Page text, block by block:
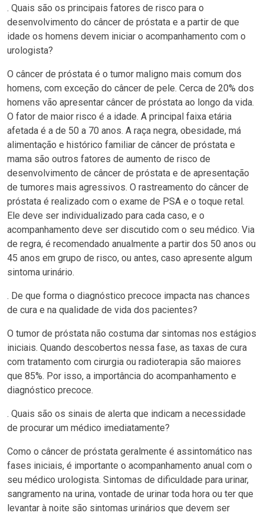
. Quais são os principais fatores de risco para o
desenvolvimento do câncer de próstata e a partir de que
idade os homens devem iniciar o acompanhamento com o
urologista?
O câncer de próstata é o tumor maligno mais comum dos
homens, com exceção do câncer de pele. Cerca de 20% dos
homens vão apresentar câncer de próstata ao longo da vida.
O fator de maior risco é a idade. A principal faixa etária
afetada é a de 50 a 70 anos. A raça negra, obesidade, má
alimentação e histórico familiar de câncer de próstata e
mama são outros fatores de aumento de risco de
desenvolvimento de câncer de próstata e de apresentação
de tumores mais agressivos. O rastreamento do câncer de
próstata é realizado com o exame de PSA e o toque retal.
Ele deve ser individualizado para cada caso, e o
acompanhamento deve ser discutido com o seu médico. Via
de regra, é recomendado anualmente a partir dos 50 anos ou
45 anos em grupo de risco, ou antes, caso apresente algum
sintoma urinário.
. De que forma o diagnóstico precoce impacta nas chances
de cura e na qualidade de vida dos pacientes?
O tumor de próstata não costuma dar sintomas nos estágios
iniciais. Quando descobertos nessa fase, as taxas de cura
com tratamento com cirurgia ou radioterapia são maiores
que 85%. Por isso, a importância do acompanhamento e
diagnóstico precoce.
. Quais são os sinais de alerta que indicam a necessidade
de procurar um médico imediatamente?
Como o câncer de próstata geralmente é assintomático nas
fases iniciais, é importante o acompanhamento anual com o
seu médico urologista. Sintomas de dificuldade para urinar,
sangramento na urina, vontade de urinar toda hora ou ter que
levantar à noite são sintomas urinários que devem ser